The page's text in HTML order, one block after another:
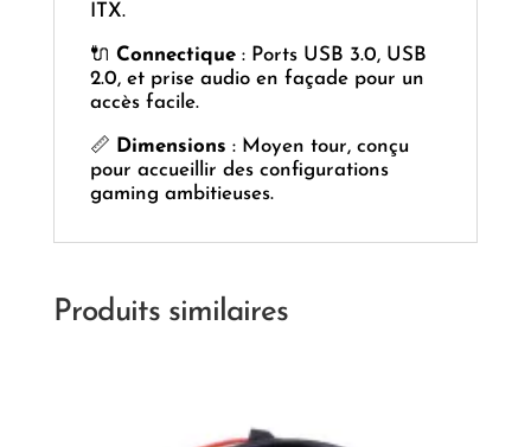
ITX.
🔌 Connectique: Ports USB 3.0, USB
2.0, et prise audio en façade pour un
accès facile.
📏 Dimensions : Moyen tour, conçu
pour accueillir des configurations
gaming ambitieuses.
Produits similaires